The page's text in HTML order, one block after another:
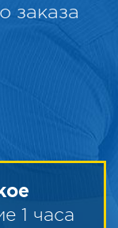
заказа
1 часа